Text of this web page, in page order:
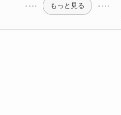
もっと見る